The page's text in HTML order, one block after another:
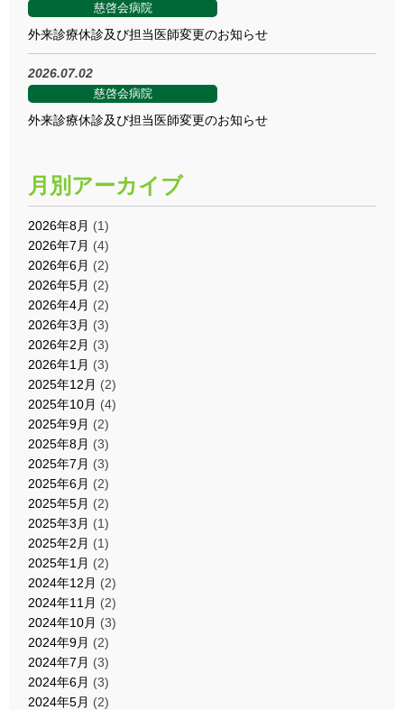
慈啓会病院
外来診療休診及び担当医師変更のお知らせ
2026.07.02
慈啓会病院
外来診療休診及び担当医師変更のお知らせ
月別アーカイブ
2026年8月 (1)
2026年7月 (4)
2026年6月 (2)
2026年5月 (2)
2026年4月 (2)
2026年3月 (3)
2026年2月 (3)
2026年1月 (3)
2025年12月 (2)
2025年10月 (4)
2025年9月 (2)
2025年8月 (3)
2025年7月 (3)
2025年6月 (2)
2025年5月 (2)
2025年3月 (1)
2025年2月 (1)
2025年1月 (2)
2024年12月 (2)
2024年11月 (2)
2024年10月 (3)
2024年9月 (2)
2024年7月 (3)
2024年6月 (3)
2024年5月 (2)